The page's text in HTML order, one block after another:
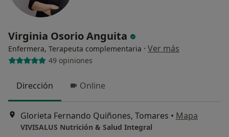
Virginia Osorio Anguita
Enfermera, Terapeuta complementaria · Ver más
49 opiniones
Dirección Online
Glorieta Fernando Quiñones, Tomares • Mapa
VIVISALUS Nutrición & Salud Integral